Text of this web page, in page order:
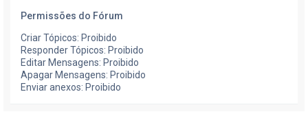
Permissões do Fórum
Criar Tópicos: Proibido
Responder Tópicos: Proibido
Editar Mensagens: Proibido
Apagar Mensagens: Proibido
Enviar anexos: Proibido